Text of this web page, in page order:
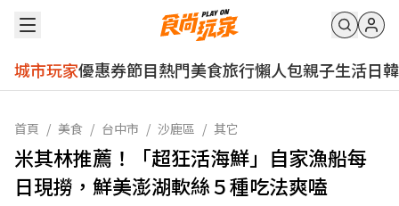
城市玩家優惠券節目熱門美食旅行懶人包親子生活日韓
首頁 / 美食 / 台中市 / 沙鹿區 / 其它
米其林推薦！「超狂活海鮮」自家漁船每
日現撈，鮮美澎湖軟絲５種吃法爽嗑